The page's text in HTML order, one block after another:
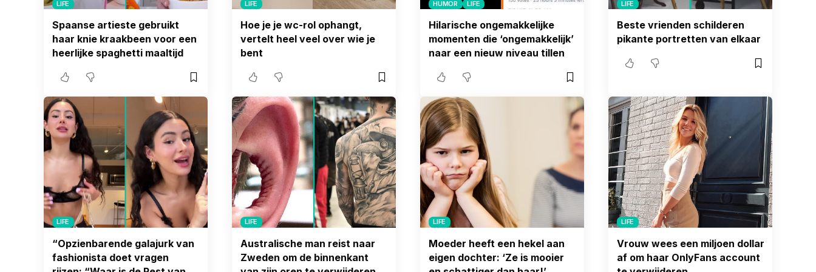
LIFE
Spaanse artieste gebruikt
haar knie kraakbeen voor een
heerlijke spaghetti maaltijd
LIFE
Hoe je je wc-rol ophangt,
vertelt heel veel over wie je
bent
HUMOR LIFE
Hilarische ongemakkelijke
momenten die ‘ongemakkelijk’
naar een nieuw niveau tillen
LIFE
Beste vrienden schilderen
pikante portretten van elkaar
LIFE
“Opzienbarende galajurk van
fashionista doet vragen
LIFE
Australische man reist naar
Zweden om de binnenkant
LIFE
Moeder heeft een hekel aan
eigen dochter: ‘Ze is mooier
LIFE
Vrouw wees een miljoen dollar
af om haar OnlyFans account